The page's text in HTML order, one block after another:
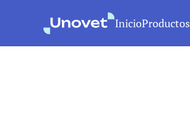
InicioProductos